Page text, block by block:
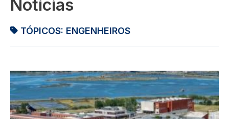
Notícias
TÓPICOS: ENGENHEIROS
Imagem